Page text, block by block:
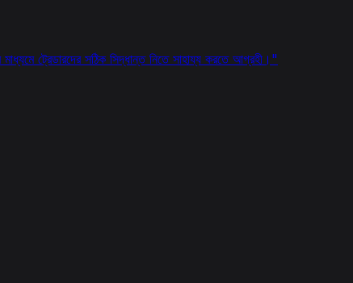
ট্রেডারদের সঠিক সিদ্ধান্ত নিতে সাহায্য করতে আগ্রহী। "